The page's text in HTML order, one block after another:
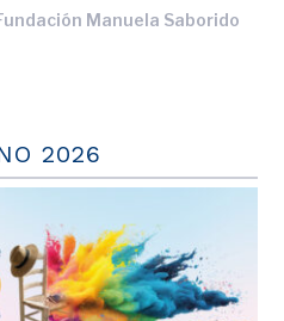
Manuela Saborido
2026